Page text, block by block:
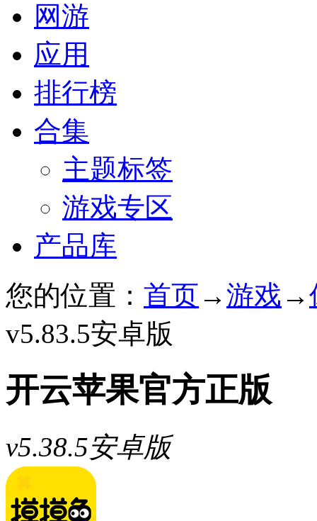
网游
应用
排行榜
合集
主题标签
游戏专区
产品库
您的位置： 首页 →游戏 →
v5.83.5安卓版
开云苹果官方正版
v5.38.5安卓版